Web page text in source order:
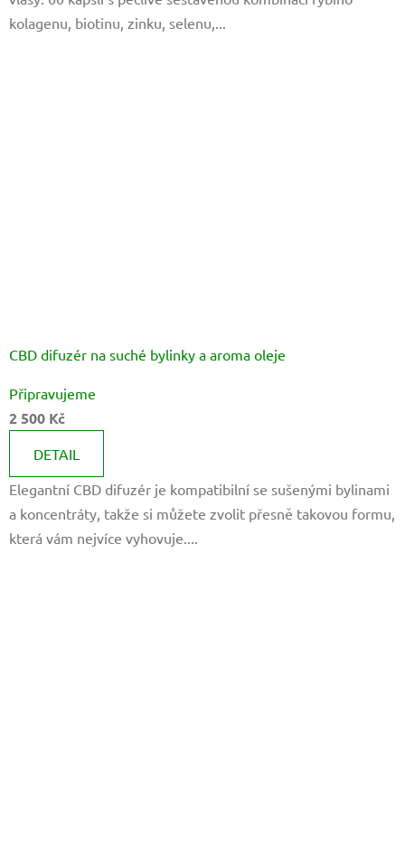
5
hvězdiček.
kolagenu, biotinu, zinku, selenu,...
CBD difuzér na suché bylinky a aroma oleje
hodnocení
produktu
5,0
z
5
hvězdiček.
Připravujeme
2 500 Kč
DETAIL
Elegantní CBD difuzér je kompatibilní se sušenými bylinami
a koncentráty, takže si můžete zvolit přesně takovou formu,
která vám nejvíce vyhovuje....